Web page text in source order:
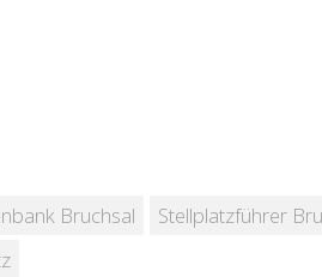
Bruchsal Stellplatzführer